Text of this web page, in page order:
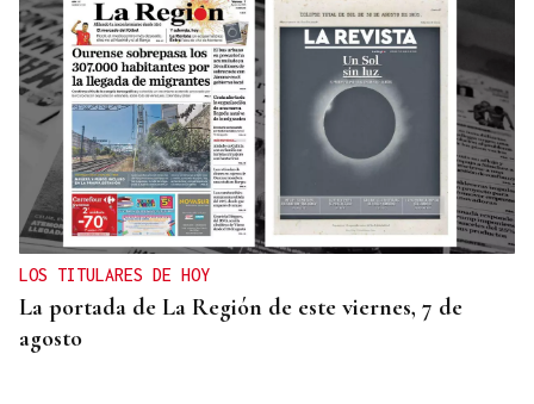
LOS TITULARES DE HOY
La portada de La Región de este viernes, 7 de
agosto